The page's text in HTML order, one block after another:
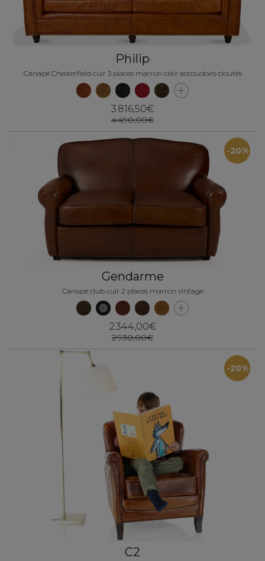
Philip
Canapé Chesterfield cuir 3 places marron clair accoudoirs cloutés
3 816,50€
4 490,00€
-20%
Gendarme
Canapé club cuir 2 places marron vintage
2 344,00€
2 930,00€
-20%
C2